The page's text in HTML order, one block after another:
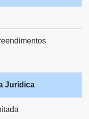
Jurídica